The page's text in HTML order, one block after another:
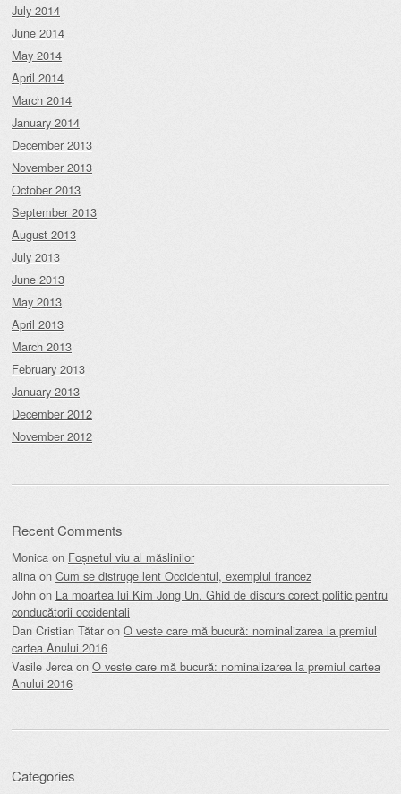
July 2014
June 2014
May 2014
April 2014
March 2014
January 2014
December 2013
November 2013
October 2013
September 2013
August 2013
July 2013
June 2013
May 2013
April 2013
March 2013
February 2013
January 2013
December 2012
November 2012
Recent Comments
Monica on Foșnetul viu al măslinilor
alina on Cum se distruge lent Occidentul, exemplul francez
John on La moartea lui Kim Jong Un. Ghid de discurs corect politic pentru
conducătorii occidentali
Dan Cristian Tătar on O veste care mă bucură: nominalizarea la premiul
cartea Anului 2016
Vasile Jerca on O veste care mă bucură: nominalizarea la premiul cartea
Anului 2016
Categories